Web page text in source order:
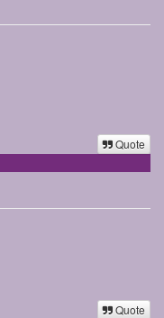
Quote
Quote